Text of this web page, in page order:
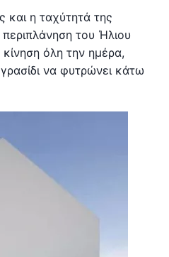
και η ταχύτητά της
του Ήλιου
όλη την ημέρα,
να φυτρώνει κάτω